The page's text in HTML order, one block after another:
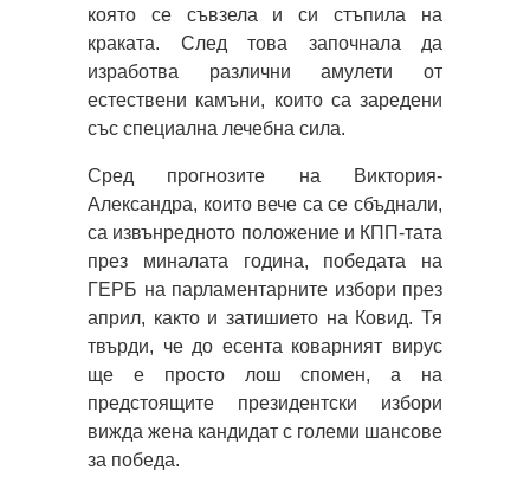
която се съвзела и си стъпила на
краката. След това започнала да
изработва различни амулети от
естествени камъни, които са заредени
със специална лечебна сила.
Сред прогнозите на Виктория-
Александра, които вече са се сбъднали,
са извънредното положение и КПП-тата
през миналата година, победата на
ГЕРБ на парламентарните избори през
април, както и затишието на Ковид. Тя
твърди, че до есента коварният вирус
ще е просто лош спомен, а на
предстоящите президентски избори
вижда жена кандидат с големи шансове
за победа.